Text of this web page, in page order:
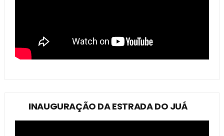
INAUGURAÇÃO DA ESTRADA DO JUÁ